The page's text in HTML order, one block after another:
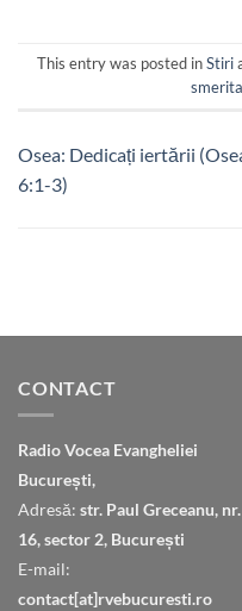
This entry was posted inStiri
smerita
Osea: Dedicați iertării
6:1-3)
CONTACT
Radio Vocea Evangheliei
București,
Adresă: str. Paul Greceanu, nr.
16, sector 2, București
E-mail:
contact[at]rvebucuresti.ro